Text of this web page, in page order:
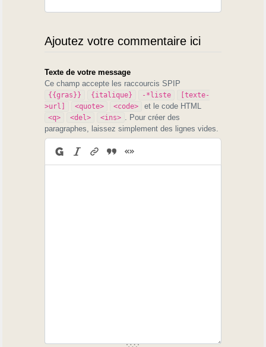
Ajoutez votre commentaire ici
Texte de votre message
Ce champ accepte les raccourcis SPIP
{{gras}} {italique} -*liste
[texte-
>url]
<quote> <code> et le code HTML
<q> <del> <ins>
. Pour créer des
paragraphes, laissez simplement des lignes vides.